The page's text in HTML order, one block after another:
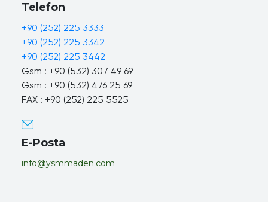
Telefon
+90 (252) 225 3333
+90 (252) 225 3342
+90 (252) 225 3442
Gsm : +90 (532) 307 49 69
Gsm : +90 (532) 476 25 69
FAX : +90 (252) 225 5525
E-Posta
info@ysmmaden.com